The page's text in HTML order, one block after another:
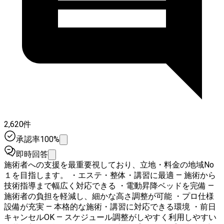
2,620件
承認率100%
即時回答
施術者への支援を最重要視しており、立地・料金の地域No
１を目指します。 ・エステ・整体・講習に最適 — 施術から
技術指導まで幅広く対応できる ・電動昇降ベッドを完備 —
施術者の負担を軽減し、細かな高さ調整が可能 ・プロ仕様
設備が充実 — 本格的な施術・講習に対応できる環境 ・前日
キャンセルOK — スケジュール調整がしやすく利用しやすい